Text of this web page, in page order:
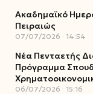
Ακαδημαϊκό
Πειραιώς
07/07/2026 14:54
Νέα Πενταετής
Πρόγραμμα
06/07/2026 15:16